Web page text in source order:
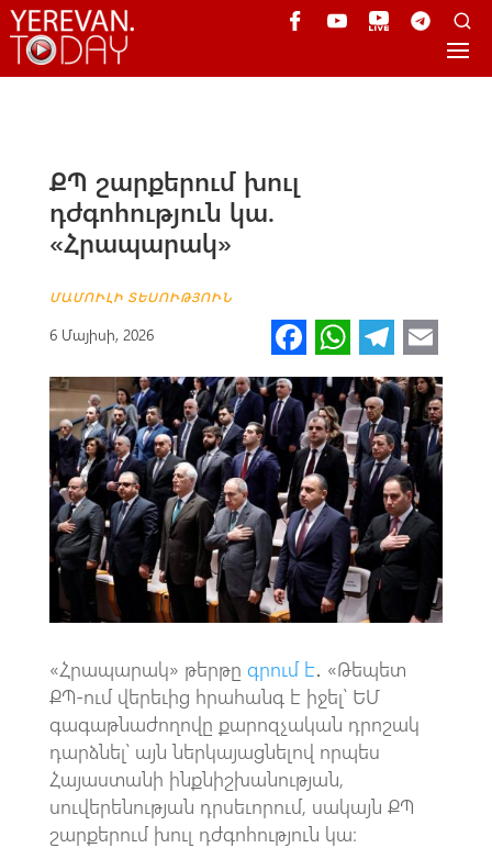
ՔՊ շարքերում խուլ
դժգոհություն կա.
«Հրապարակ»
ՄԱՄՈՒԼԻ ՏԵՍՈՒԹՅՈՒՆ
6 Մայիսի, 2026 Fa
ce
b
o
o
k
W
h
at
s
A
p
p
Te
le
gr
a
m
m
ail
«Հրապարակ» թերթը գրում է․ «Թեպետ
ՔՊ-ում վերեւից հրահանգ է իջել՝ ԵՄ
գագաթնաժողովը քարոզչական դրոշակ
դարձնել՝ այն ներկայացնելով որպես
Հայաստանի ինքնիշխանության,
սուվերենության դրսեւորում, սակայն ՔՊ
շարքերում խուլ դժգոհություն կա։